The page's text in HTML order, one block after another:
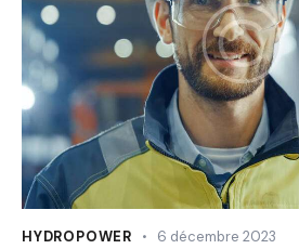
HYDROPOWER 6 décembre 2023